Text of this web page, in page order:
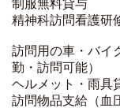
制服無料貸与
精神科訪問看護研
訪問用の車・バイ
勤・訪問可能）
ヘルメット・雨具
訪問物品支給（血